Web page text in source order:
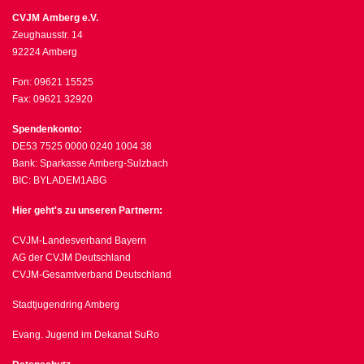
CVJM Amberg e.V.
Zeughausstr. 14
92224 Amberg
Fon: 09621 15525
Fax: 09621 32920
Spendenkonto:
DE53 7525 0000 0240 1004 38
Bank: Sparkasse Amberg-Sulzbach
BIC: BYLADEM1ABG
Hier geht's zu unseren Partnern:
CVJM-Landesverband Bayern
AG der CVJM Deutschland
CVJM-Gesamtverband Deutschland
Stadtjugendring Amberg
Evang. Jugend im Dekanat SuRo